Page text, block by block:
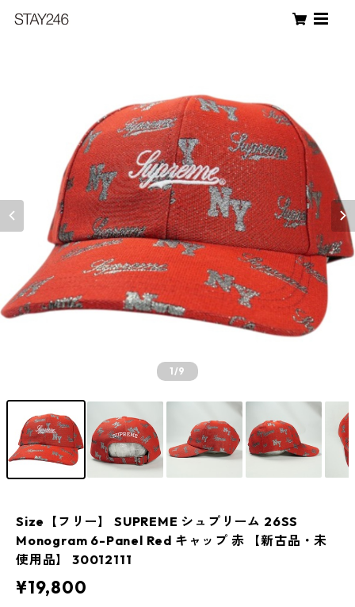
1/9
Size【フリー】 SUPREME シュプリーム 26SS
Monogram 6-Panel Red キャップ 赤 【新古品・未
使用品】 30012111
¥19,800